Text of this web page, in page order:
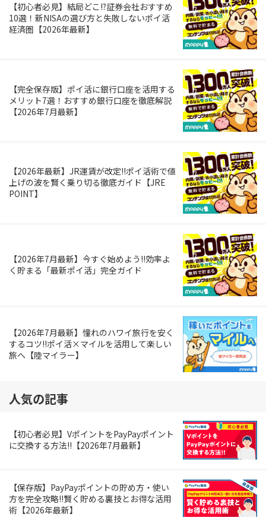
【初心者必見】結局どこ!?証券会社おすすめ
10選！新NISAの選び方と失敗しないポイ活
経済圏【2026年最新】
【完全保存版】ポイ活に銀行口座を活用する
メリット7選！おすすめ銀行口座を徹底解説
【2026年7月最新】
【2026年最新】JR運賃が改定!!ポイ活術で値
上げの波を賢く乗り切る徹底ガイド【JRE
POINT】
【2026年7月最新】今すぐ始めよう!!効率よ
く貯まる「最新ポイ活」完全ガイド
【2026年7月最新】憧れのハワイ旅行を安く
するコツ!!ポイ活×マイルを活用して楽しい
旅へ【陸マイラー】
人気の記事
【初心者必見】VポイントをPayPayポイント
に交換する方法!!【2026年7月最新】
【保存版】PayPayポイントの貯め方・使い
方を完全攻略!!賢く貯める裏技とお得な活用
術【2026年最新】